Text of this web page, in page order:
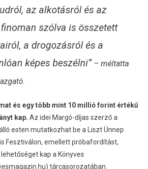
az alkotásról és az
szólva is összetett
a drogozásról és a
képes beszélni” – méltatta
és egy több mint 10 millió forint értékű
kap. Az idei Margó-díjas szerző a
esten mutatkozhat be a Liszt Ünnep
Fesztiválon, emellett próbafordítást,
kap a Könyves
tárcasorozatában.